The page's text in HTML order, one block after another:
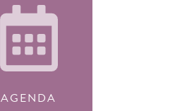
AGENDA